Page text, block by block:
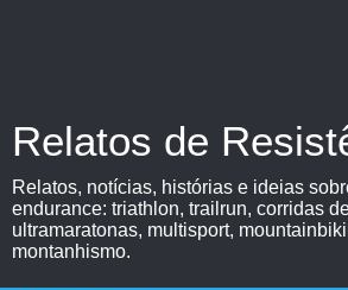
Relatos de
Relatos, notícias, histórias e ideias
endurance: triathlon, trailrun, corridas
ultramaratonas, multisport,
montanhismo.